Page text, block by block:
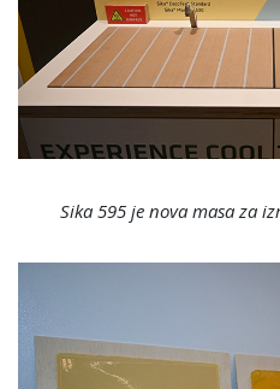
Sika 595 je nova masa za